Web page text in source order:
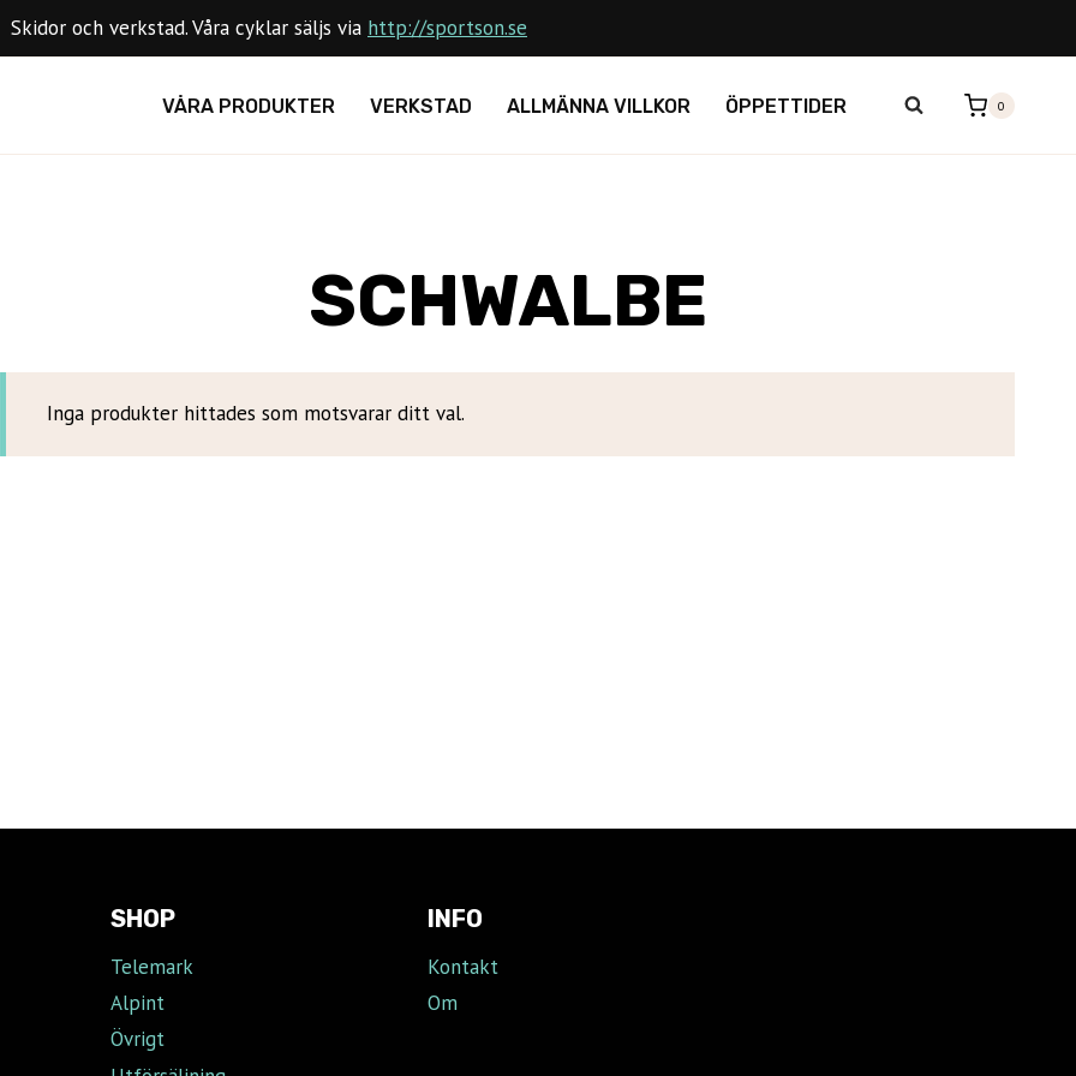
Skidor och verkstad. Våra cyklar säljs via http://sportson.se
VÅRA PRODUKTER VERKSTAD ALLMÄNNA VILLKOR ÖPPETTIDER 0
SCHWALBE
Inga produkter hittades som motsvarar ditt val.
SHOP
Telemark
Alpint
Övrigt
INFO
Kontakt
Om